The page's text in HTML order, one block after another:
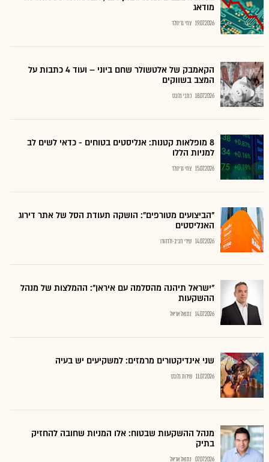
מודאג
19.07.2026 צחי גרינולד
הקאמבק של אלטשולר שחם ביוני – ועוד 4 כתבות על
המצב בשווקים
18.07.2026 כתבי גלובס
8 מופלאות קטנות: אנליסטים בטוחים - כדאי לשים לב
למניות הללו
15.07.2026 צחי גרינולד
"הביצועים מטורפים": הושקה תעודת הסל של אתר דירוג
האנליסטים
14.07.2026 שירי חביב-ולדהורן
"ישראל תיהנה מהסלמה עם איראן": ההמלצות של מנהל
ההשקעות
14.07.2026 נתנאל אריאל
שני אינדיקטורים מרמזים: למשקיעים יש בעיה
11.07.2026 שירות גלובס
מנהל ההשקעות שבטוח: אלו המניות שחובה להחזיק
בתיק
07.07.2026 נתנאל אריאל